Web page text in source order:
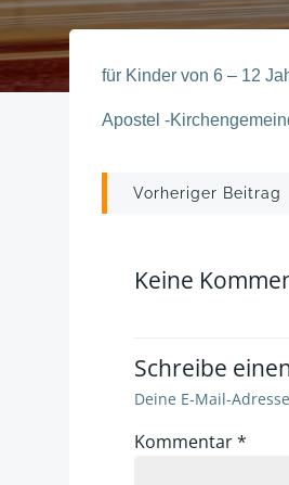
für Kinder von 6 – 12
Apostel -
Post
Vorheriger Beitrag
Keine
Schreibe
Deine E-Mail-
Kommentar*